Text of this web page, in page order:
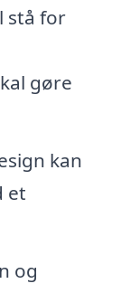
stå for
gøre
kan
et
og